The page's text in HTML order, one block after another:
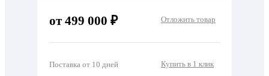
от 499 000 ₽ Отложить товар
Поставка от 10 дней Купить в 1 клик